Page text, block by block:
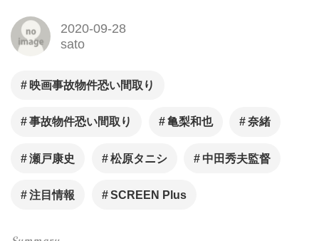
2020-09-28
sato
映画事故物件恐い間取り
事故物件恐い間取り 亀梨和也 奈緒
瀬戸康史 松原タニシ 中田秀夫監督
注目情報 SCREEN Plus